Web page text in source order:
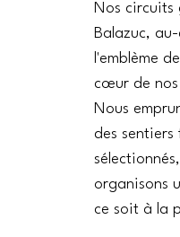
Nos circuits
Balazuc,
l'emblème
cœur de
Nous
des
organisons
ce soit à la